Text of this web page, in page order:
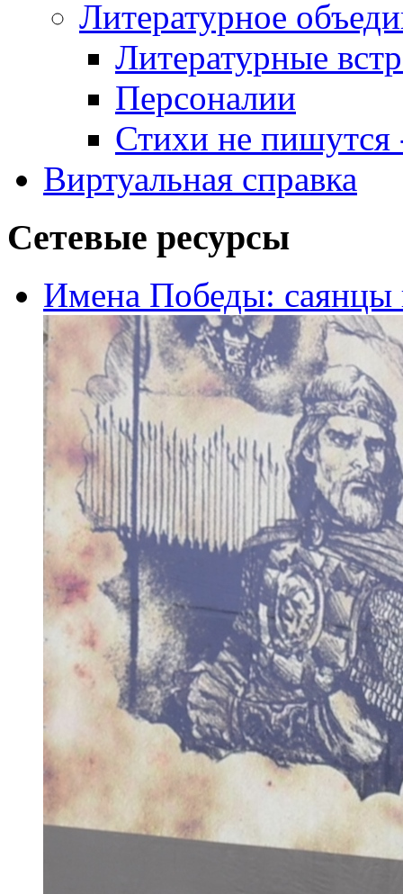
Литературное
Литературные
Персоналии
Стихи не пишутся
Виртуальная справка
Сетевые ресурсы
Имена Победы: саянцы